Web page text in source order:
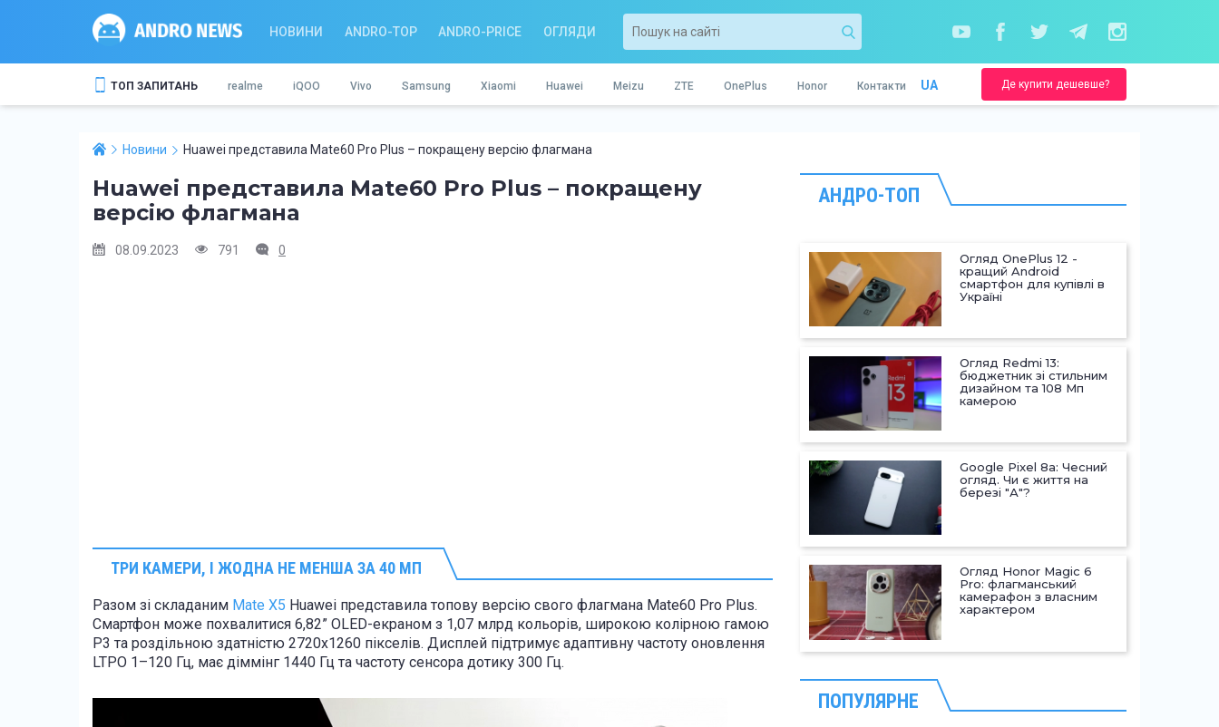
НОВИНИ ANDRO-TOP ANDRO-PRICE ОГЛЯДИ
ТОП ЗАПИТАНЬ realme iQOO Vivo Samsung Xiaomi Huawei Meizu ZTE OnePlus Honor Контакти UA Де купити дешевше?
Новини Huawei представила Mate60 Pro Plus – покращену версію флагмана
Huawei представила Mate60 Pro Plus – покращену
версію флагмана
08.09.2023 791 0
ТРИ КАМЕРИ, І ЖОДНА НЕ МЕНША ЗА 40 МП
Разом зі складаним Mate X5 Huawei представила топову версію свого флагмана Mate60 Pro Plus.
Смартфон може похвалитися 6,82” OLED-екраном з 1,07 млрд кольорів, широкою колірною гамою
P3 та роздільною здатністю 2720х1260 пікселів. Дисплей підтримує адаптивну частоту оновлення
LTPO 1–120 Гц, має діммінг 1440 Гц та частоту сенсора дотику 300 Гц.
АНДРО-ТОП
Огляд OnePlus 12 -
кращий Android
смартфон для купівлі в
Україні
Огляд Redmi 13:
бюджетник зі стильним
дизайном та 108 Мп
камерою
Google Pixel 8a: Чесний
огляд. Чи є життя на
березі "А"?
Огляд Honor Magic 6
Pro: флагманський
камерафон з власним
характером
ПОПУЛЯРНЕ